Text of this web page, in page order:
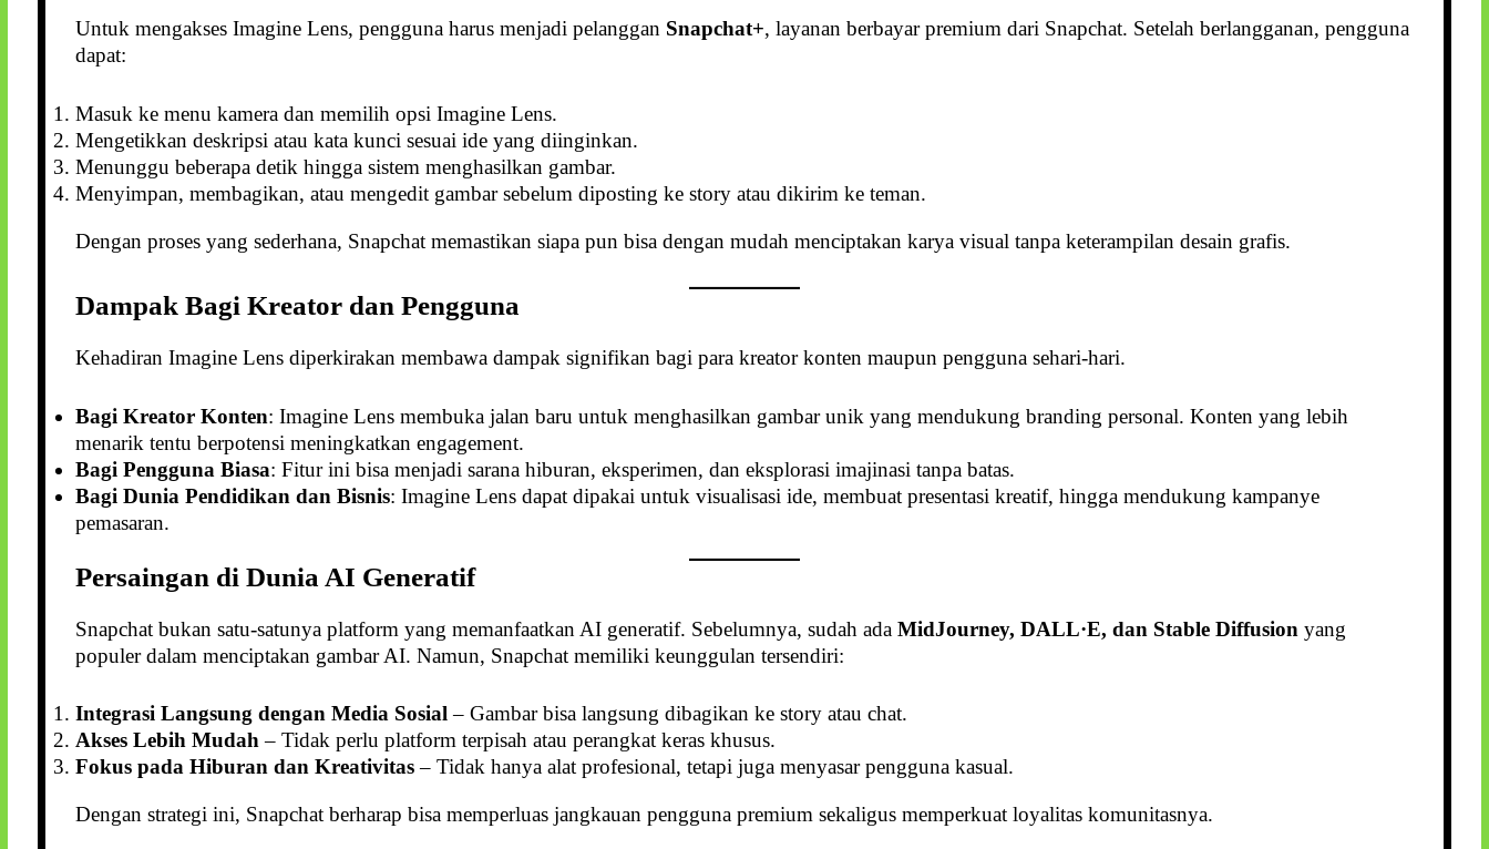
Untuk mengakses Imagine Lens, pengguna harus menjadi pelanggan Snapchat+, layanan berbayar premium dari Snapchat. Setelah berlangganan, pengguna
dapat:
Masuk ke menu kamera dan memilih opsi Imagine Lens.
Mengetikkan deskripsi atau kata kunci sesuai ide yang diinginkan.
Menunggu beberapa detik hingga sistem menghasilkan gambar.
Menyimpan, membagikan, atau mengedit gambar sebelum diposting ke story atau dikirim ke teman.
Dengan proses yang sederhana, Snapchat memastikan siapa pun bisa dengan mudah menciptakan karya visual tanpa keterampilan desain grafis.
Dampak Bagi Kreator dan Pengguna
Kehadiran Imagine Lens diperkirakan membawa dampak signifikan bagi para kreator konten maupun pengguna sehari-hari.
Bagi Kreator Konten: Imagine Lens membuka jalan baru untuk menghasilkan gambar unik yang mendukung branding personal. Konten yang lebih
menarik tentu berpotensi meningkatkan engagement.
Bagi Pengguna Biasa: Fitur ini bisa menjadi sarana hiburan, eksperimen, dan eksplorasi imajinasi tanpa batas.
Bagi Dunia Pendidikan dan Bisnis: Imagine Lens dapat dipakai untuk visualisasi ide, membuat presentasi kreatif, hingga mendukung kampanye
pemasaran.
Persaingan di Dunia AI Generatif
Snapchat bukan satu-satunya platform yang memanfaatkan AI generatif. Sebelumnya, sudah ada MidJourney, DALL·E, dan Stable Diffusion yang
populer dalam menciptakan gambar AI. Namun, Snapchat memiliki keunggulan tersendiri:
Integrasi Langsung dengan Media Sosial– Gambar bisa langsung dibagikan ke story atau chat.
Akses Lebih Mudah– Tidak perlu platform terpisah atau perangkat keras khusus.
Fokus pada Hiburan dan Kreativitas– Tidak hanya alat profesional, tetapi juga menyasar pengguna kasual.
Dengan strategi ini, Snapchat berharap bisa memperluas jangkauan pengguna premium sekaligus memperkuat loyalitas komunitasnya.